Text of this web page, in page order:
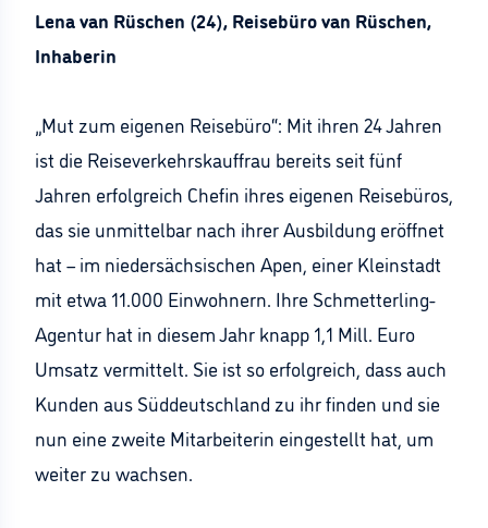
Lena van Rüschen (24), Reisebüro van Rüschen,
Inhaberin
„Mut zum eigenen Reisebüro“: Mit ihren 24 Jahren
ist die Reiseverkehrskauffrau bereits seit fünf
Jahren erfolgreich Chefin ihres eigenen Reisebüros,
das sie unmittelbar nach ihrer Ausbildung eröffnet
hat – im niedersächsischen Apen, einer Kleinstadt
mit etwa 11.000 Einwohnern. Ihre Schmetterling-
Agentur hat in diesem Jahr knapp 1,1 Mill. Euro
Umsatz vermittelt. Sie ist so erfolgreich, dass auch
Kunden aus Süddeutschland zu ihr finden und sie
nun eine zweite Mitarbeiterin eingestellt hat, um
weiter zu wachsen.